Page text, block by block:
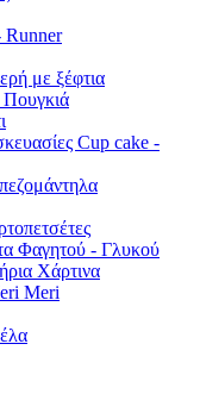
Runner
με ξέφτια
Πουγκιά
Cup cake -
Φαγητού - Γλυκού
Χάρτινα
Meri